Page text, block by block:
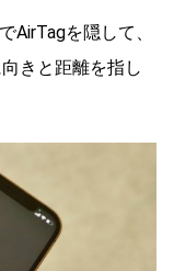
AirTagを隠して、
きと距離を指し